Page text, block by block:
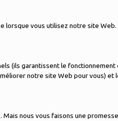
vous utilisez notre site Web.
(ils garantissent le
notre site Web pour vous) et
nous vous faisons une